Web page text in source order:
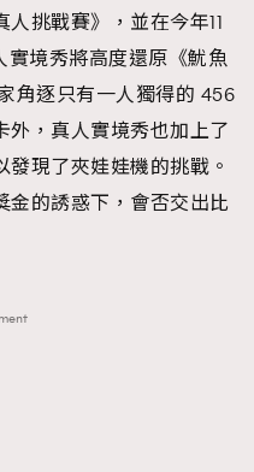
挑戰賽》，並在今年11
境秀將高度還原《魷魚
角逐只有一人獨得的 456
外，真人實境秀也加上了
現了夾娃娃機的挑戰。
金的誘惑下，會否交出比